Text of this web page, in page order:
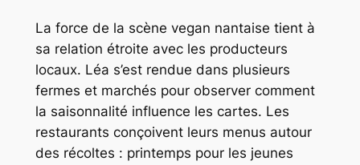
La force de la scène vegan nantaise tient à
sa relation étroite avec les producteurs
locaux. Léa s’est rendue dans plusieurs
fermes et marchés pour observer comment
la saisonnalité influence les cartes. Les
restaurants conçoivent leurs menus autour
des récoltes : printemps pour les jeunes